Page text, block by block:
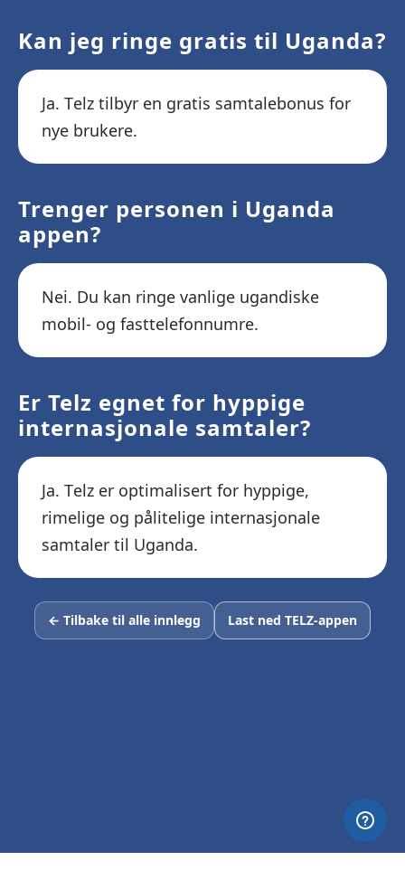
Kan jeg ringe gratis til Uganda?
Ja. Telz tilbyr en gratis samtalebonus for
nye brukere.
Trenger personen i Uganda
appen?
Nei. Du kan ringe vanlige ugandiske
mobil- og fasttelefonnumre.
Er Telz egnet for hyppige
internasjonale samtaler?
Ja. Telz er optimalisert for hyppige,
rimelige og pålitelige internasjonale
samtaler til Uganda.
← Tilbake til alle innlegg Last ned TELZ-appen